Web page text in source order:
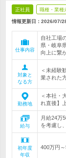
正社員 職種・業種
情報更新日：2026/07/
仕事内容
自社工場
県・岐阜
向上に繋
対象と
なる方
＜未経験
業された
勤務地
＜本社・
れ直後】
給与
月給24万
を考慮し
初年度
年収
400万円